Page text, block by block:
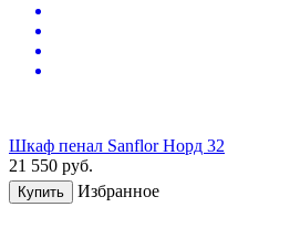
Шкаф пенал Sanflor Норд 32
21 550 руб.
Купить Избранное